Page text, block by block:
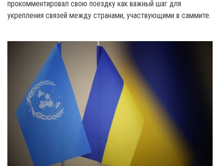
прокомментировал свою поездку как важный шаг для
укрепления связей между странами, участвующими в саммите.